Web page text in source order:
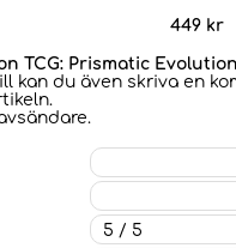
449 kr
TCG: Prismatic
kan du även skriva en